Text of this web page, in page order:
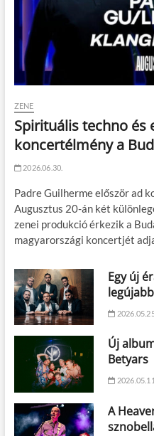
ZENE
Spirituális techno és
koncertélmény a
2026.06.30.
Padre Guilherme először ad
Augusztus 20-án két
zenei produkció érkezik a
magyarországi koncertjét
Egy új
legújabb
Új
Betyars
2026.05.11.
A